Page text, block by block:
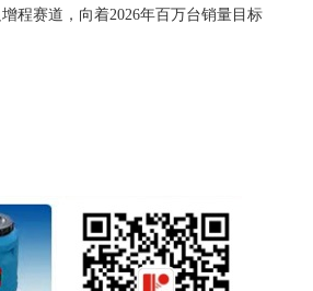
程赛道，向着2026年百万台销量目标